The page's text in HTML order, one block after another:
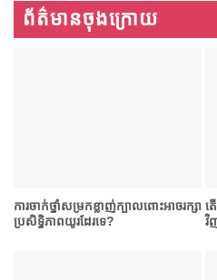
ព័ត៌មានចុងក្រោយ
ការចាក់​ថ្នាំ​សម្រក​ខ្លាញ់​ក្បាល​ពោះអាចរក្សា
ប្រសិទ្ធិភាពយូរ​ដែរ​ទេ?
ត
វិ